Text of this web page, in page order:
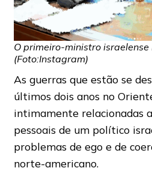
O primeiro-ministro
(Foto:Instagram)
As guerras que estão se
últimos dois anos no
intimamente relacionadas
pessoais de um político
problemas de ego e de
norte-americano.